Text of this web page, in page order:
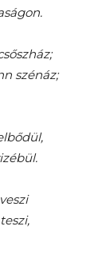
szénáz;